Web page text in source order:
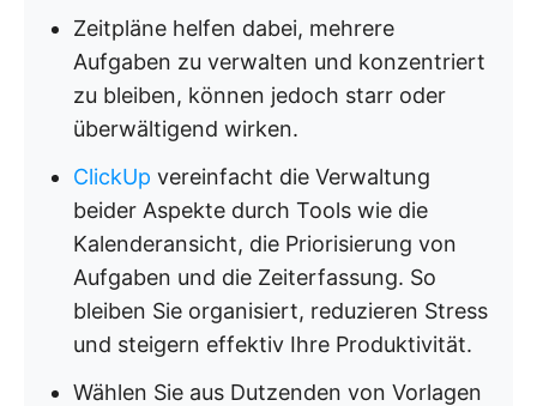
Zeitpläne helfen dabei, mehrere
Aufgaben zu verwalten und konzentriert
zu bleiben, können jedoch starr oder
überwältigend wirken.
ClickUp vereinfacht die Verwaltung
beider Aspekte durch Tools wie die
Kalenderansicht, die Priorisierung von
Aufgaben und die Zeiterfassung. So
bleiben Sie organisiert, reduzieren Stress
und steigern effektiv Ihre Produktivität.
Wählen Sie aus Dutzenden von Vorlagen